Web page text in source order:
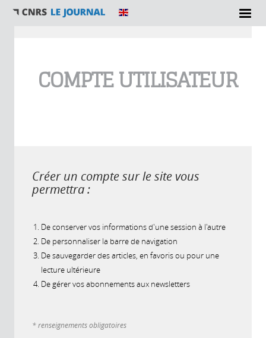
COMPTE UTILISATEUR
Créer un compte sur le site vous
permettra :
De conserver vos informations d'une session à l'autre
De personnaliser la barre de navigation
De sauvegarder des articles, en favoris ou pour une
lecture ultérieure
De gérer vos abonnements aux newsletters
* renseignements obligatoires